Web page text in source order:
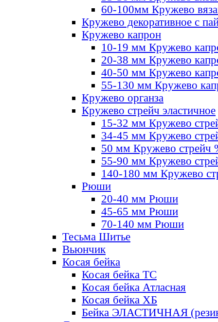
60-100мм Кружево
Кружево декоративное с
Кружево капрон
10-19 мм Кружево
20-38 мм Кружево
40-50 мм Кружево
55-130 мм Кружево
Кружево органза
Кружево стрейч эластичное
15-32 мм Кружево
34-45 мм Кружево
50 мм Кружево стрейч
55-90 мм Кружево
140-180 мм Кружево
Рюши
20-40 мм Рюши
45-65 мм Рюши
70-140 мм Рюши
Тесьма Шитье
Вьюнчик
Косая бейка
Косая бейка ТС
Косая бейка Атласная
Косая бейка ХБ
Бейка ЭЛАСТИЧНАЯ